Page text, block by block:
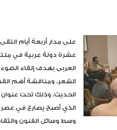
على مدار أربعة أيام
عشرة دولة عربية في
العربى بهدف إلقاء
الشعر، ومناقشة أهم
الحديث، وذلك تحت عنوان
الذي أصبح يصارع في
وسط وسائل الفنون